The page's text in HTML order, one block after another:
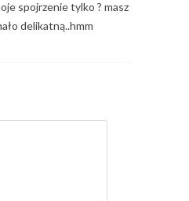
spojrzenie tylko ? masz
delikatną..hmm